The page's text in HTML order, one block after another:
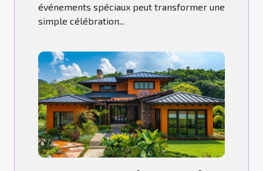
événements spéciaux peut transformer une
simple célébration...